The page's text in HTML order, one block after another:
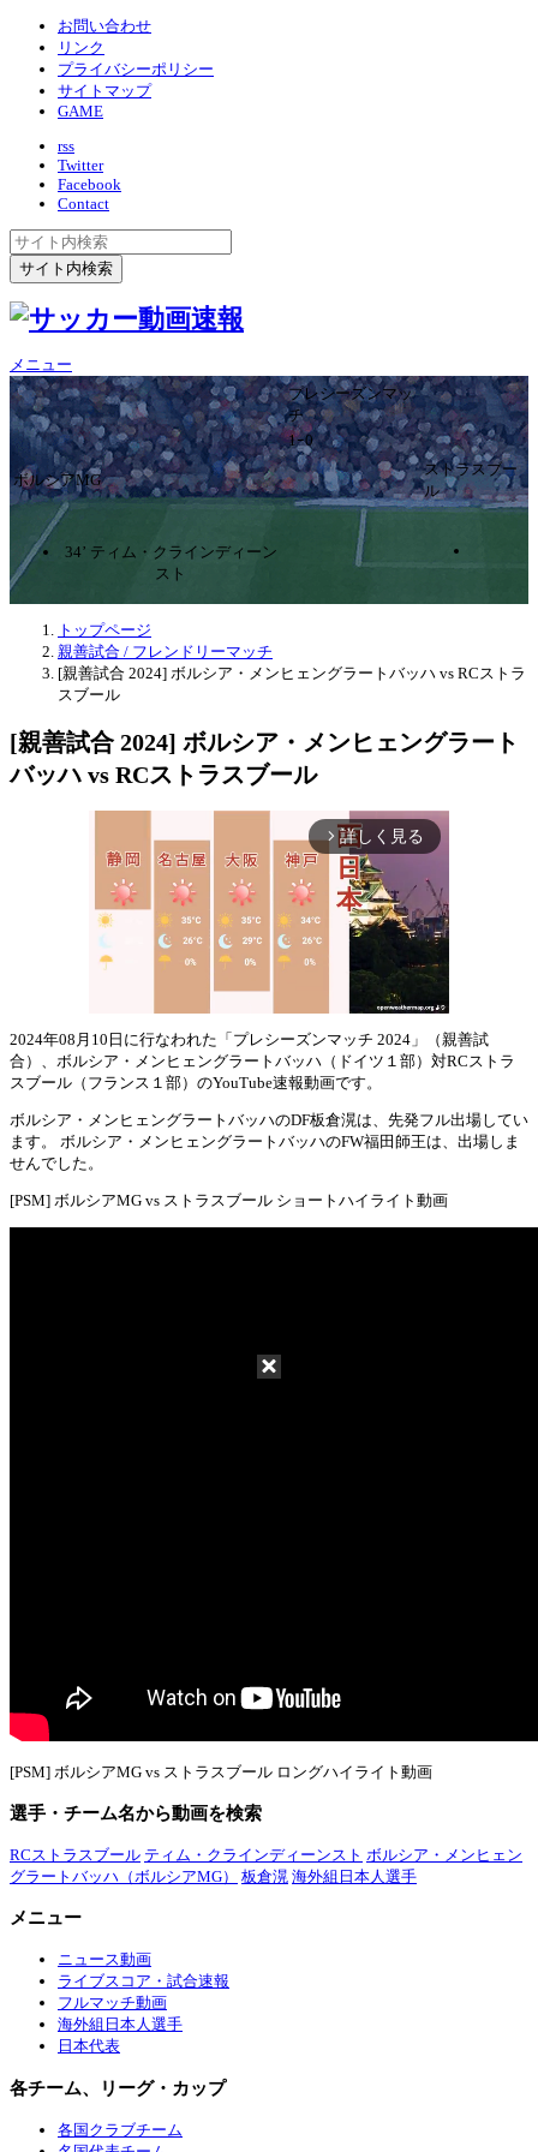
お問い合わせ
リンク
プライバシーポリシー
サイトマップ
GAME
rss
Twitter
Facebook
Contact
メニュー
プレシーズンマッ
チ
1ｰ0
ボルシアMG
ストラスブー
ル
34’ ティム・クラインディーン
スト
トップページ
親善試合 / フレンドリーマッチ
[親善試合 2024] ボルシア・メンヒェングラートバッハ vs RCストラ
スブール
[親善試合 2024] ボルシア・メンヒェングラート
バッハ vs RCストラスブール
arrow_forward_ios 詳しく見る
2024年08月10日に行なわれた「プレシーズンマッチ 2024」（親善試
合）、ボルシア・メンヒェングラートバッハ（ドイツ１部）対RCストラ
スブール（フランス１部）のYouTube速報動画です。
ボルシア・メンヒェングラートバッハのDF板倉滉は、先発フル出場してい
ます。 ボルシア・メンヒェングラートバッハのFW福田師王は、出場しま
せんでした。
[PSM] ボルシアMG vs ストラスブール ショートハイライト動画
[PSM] ボルシアMG vs ストラスブール ロングハイライト動画
選手・チーム名から動画を検索
RCストラスブール ティム・クラインディーンスト ボルシア・メンヒェン
グラートバッハ（ボルシアMG）
板倉滉 海外組日本人選手
メニュー
ニュース動画
ライブスコア・試合速報
フルマッチ動画
海外組日本人選手
日本代表
各チーム、リーグ・カップ
各国クラブチーム